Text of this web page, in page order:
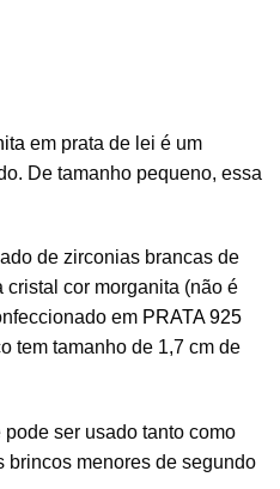
em prata de lei é um
De tamanho pequeno, essa
de zirconias brancas de
cristal cor morganita (não é
em PRATA 925
tem tamanho de 1,7 cm de
ser usado tanto como
brincos menores de segundo